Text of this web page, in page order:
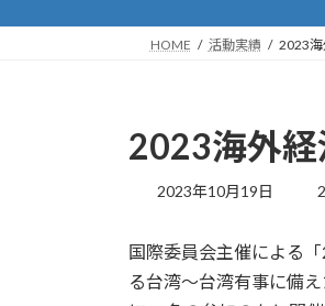
ッ
移
HOME 活動実績 2023海
2023海外
2023年10月19日
時
国際委員会主催による
る台湾～台湾有事に備